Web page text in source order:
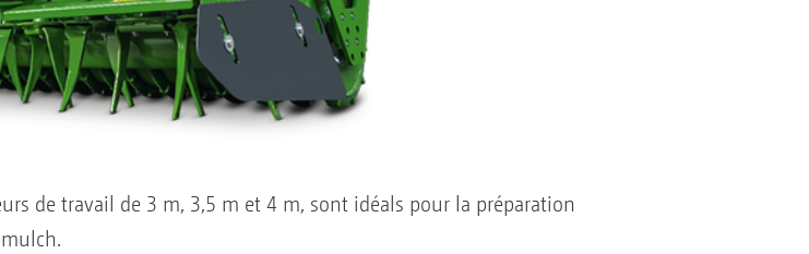
de travail de 3 m, 3,5 m et 4 m, sont idéals pour la préparation